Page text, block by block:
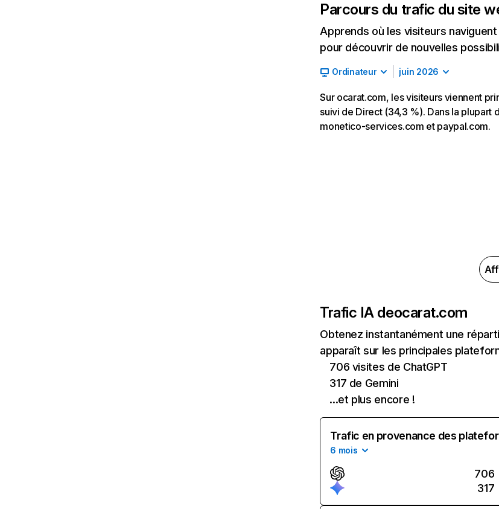
Parcours du trafic du site
Apprends où les visiteurs
pour découvrir de nouvelles
Ordinateur juin 2026
Sur ocarat.com, les visiteurs viennent
suivi de Direct (34,3 %). Dans la plupart
monetico-services.com et paypal.com.
Trafic IA deocarat.com
Obtenez instantanément une
apparaît sur les principales
706 visites de ChatGPT
317 de Gemini
...et plus encore !
Trafic en provenance des
6 mois
706
317